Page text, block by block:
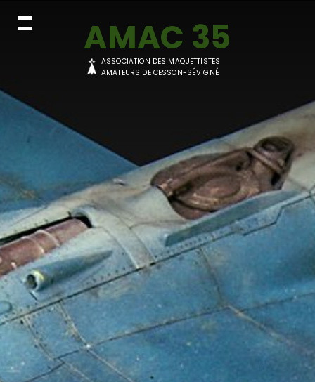
AMAC 35
ASSOCIATION DES MAQUETTISTES
AMATEURS DE CESSON-SÉVIGNÉ